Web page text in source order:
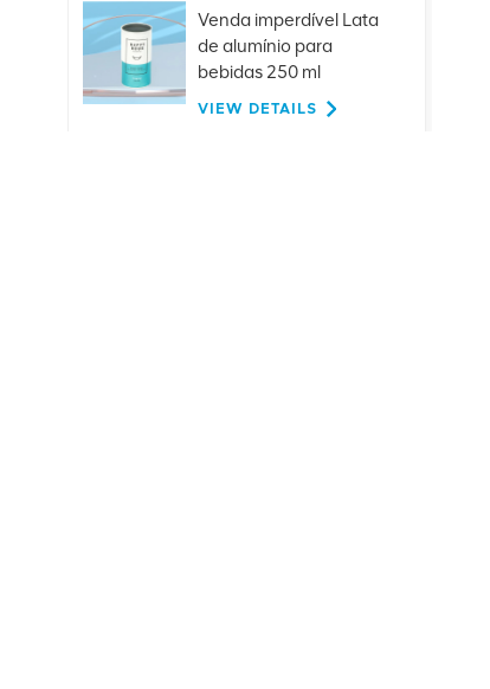
Venda imperdível Lata
de alumínio para
bebidas 250 ml
elegante com tampa
VIEW DETAILS